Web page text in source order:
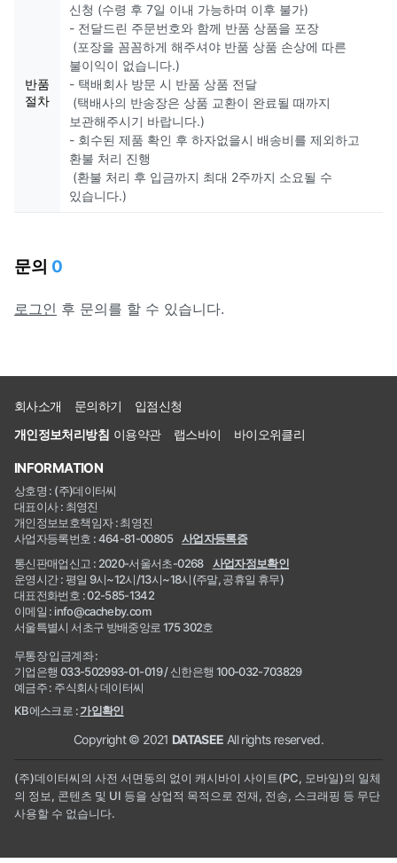
반품
절차
신청 (수령 후 7일 이내 가능하며 이후 불가)
- 전달드린 주문번호와 함께 반품 상품을 포장
(포장을 꼼꼼하게 해주셔야 반품 상품 손상에 따른
불이익이 없습니다.)
- 택배회사 방문 시 반품 상품 전달
(택배사의 반송장은 상품 교환이 완료될 때까지
보관해주시기 바랍니다.)
- 회수된 제품 확인 후 하자없을시 배송비를 제외하고
환불 처리 진행
(환불 처리 후 입금까지 최대 2주까지 소요될 수
있습니다.)
문의 0
로그인 후 문의를 할 수 있습니다.
회사소개 문의하기
입점신청
개인정보처리방침 이용약관 랩스바이 바이오위클리
INFORMATION
상호명 : (주)데이터씨
대표이사 : 최영진
개인정보보호책임자 : 최영진
사업자등록번호 : 464-81-00805
사업자등록증
통신판매업신고 : 2020-서울서초-0268
사업자정보확인
운영시간 : 평일 9시~12시/13시~18시(주말, 공휴일 휴무)
대표전화번호 : 02-585-1342
이메일 : info@cacheby.com
서울특별시 서초구 방배중앙로 175 302호
무통장 입금계좌 :
기업은행 033-502993-01-019 / 신한은행 100-032-703829
예금주 : 주식회사 데이터씨
KB에스크로 :가입확인
Copyright © 2021 DATASEE All rights reserved.
(주)데이터씨의 사전 서면동의 없이 캐시바이 사이트(PC, 모바일)의 일체
의 정보, 콘텐츠 및 UI 등을 상업적 목적으로 전재, 전송, 스크래핑 등 무단
사용할 수 없습니다.